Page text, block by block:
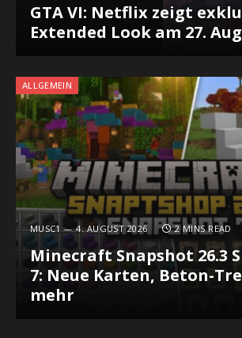
GTA VI: Netflix zeigt
Extended Look am 27.
ALLGEMEIN
MUSC1 4. AUGUST 2026 2 MINS READ
Minecraft Snapshot 26.3
7: Neue Karten, Beton-
mehr